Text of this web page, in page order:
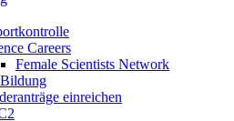
Careers
Female Scientists Network
einreichen